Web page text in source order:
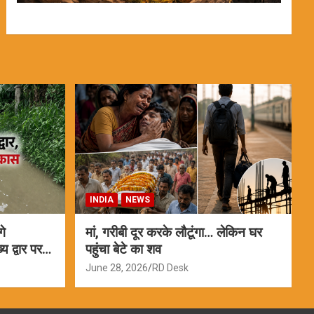
पर
INDIA NEWS
मां, गरीबी दूर करके लौटूंगा… लेकिन घर
पहुंचा बेटे का शव
June 28, 2026 RD Desk